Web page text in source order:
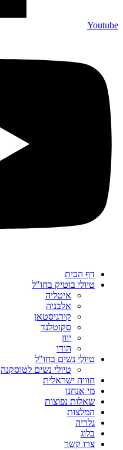
Youtube
דף הבית
טיולי בוטיק בחו"ל
איטליה
אלבניה
קירגיסטאן
סקוטלנד
יוון
הודו
טיולי נשים בחו"ל
טיולי נשים לטוסקנה
חוויה ישראלית
מי אנחנו
שאלות נפוצות
המלצות
גלריה
בלוג
צרו קשר